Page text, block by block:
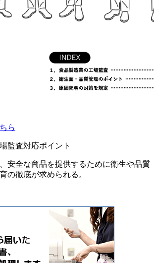
ら
監査対応ポイント
安全な商品を提供するために衛生や品質
の徹底が求められる。